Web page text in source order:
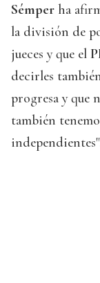
Sémper ha
la división de
jueces y que el
decirles
progresa y que
también